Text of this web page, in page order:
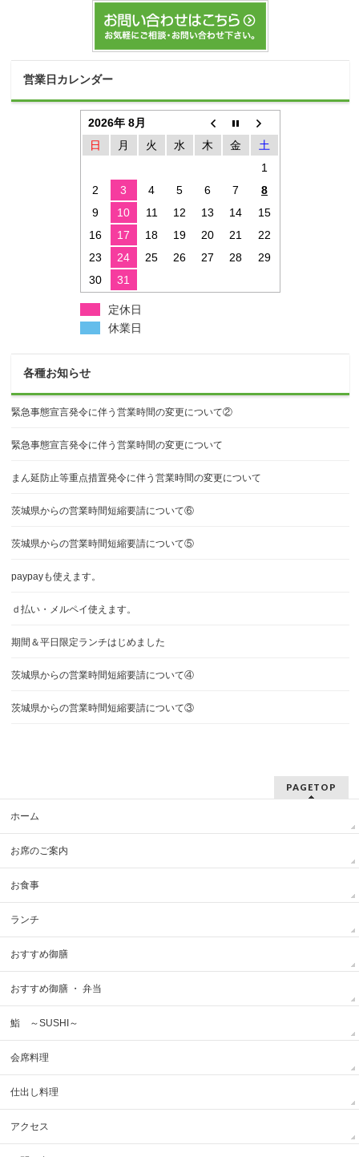
営業日カレンダー
2026年 8月
日
月 火 水 木 金
土
1
2
3 4 5 6 7
8
9
10 11 12 13 14
15
16
17 18 19 20 21
22
23
24 25 26 27 28
29
30
31
定休日
休業日
各種お知らせ
緊急事態宣言発令に伴う営業時間の変更について②
緊急事態宣言発令に伴う営業時間の変更について
まん延防止等重点措置発令に伴う営業時間の変更について
茨城県からの営業時間短縮要請について⑥
茨城県からの営業時間短縮要請について⑤
paypayも使えます。
ｄ払い・メルペイ使えます。
期間＆平日限定ランチはじめました
茨城県からの営業時間短縮要請について④
茨城県からの営業時間短縮要請について③
PAGETOP
ホーム
お席のご案内
お食事
ランチ
おすすめ御膳
おすすめ御膳 ・ 弁当
鮨 ～SUSHI～
会席料理
仕出し料理
アクセス